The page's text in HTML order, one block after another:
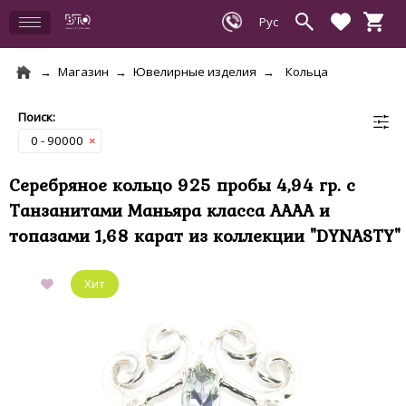
Магазин Ювелирные изделия Кольца
0 - 90000 ×
Серебряное кольцо 925 пробы 4,94 гр. с
Танзанитами Маньяра класса AAAA и
топазами 1,68 карат из коллекции "DYNASTY"